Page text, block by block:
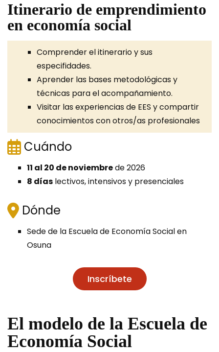
Itinerario de emprendimiento
en economía social
Comprender el itinerario y sus
especifidades.
Aprender las bases metodológicas y
técnicas para el acompañamiento.
Visitar las experiencias de EES y compartir
conocimientos con otros/as profesionales
Cuándo
11 al 20 de noviembrede 2026
8 días lectivos, intensivos y presenciales
Dónde
Sede de la Escuela de Economía Social en
Osuna
Inscríbete
El modelo de la Escuela de
Economía Social